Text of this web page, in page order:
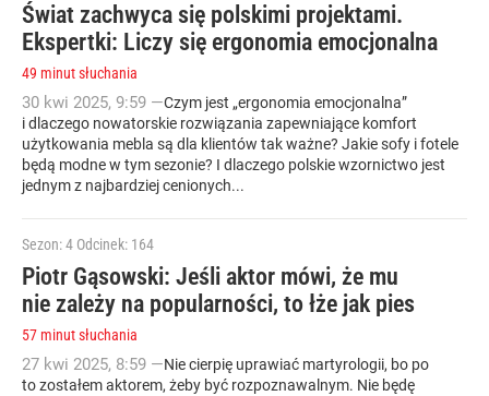
Świat zachwyca się polskimi projektami.
Ekspertki: Liczy się ergonomia emocjonalna
49 minut słuchania
30 kwi 2025, 9:59 —Czym jest „ergonomia emocjonalna”
i dlaczego nowatorskie rozwiązania zapewniające komfort
użytkowania mebla są dla klientów tak ważne? Jakie sofy i fotele
będą modne w tym sezonie? I dlaczego polskie wzornictwo jest
jednym z najbardziej cenionych...
Sezon: 4 Odcinek: 164
Piotr Gąsowski: Jeśli aktor mówi, że mu
nie zależy na popularności, to łże jak pies
57 minut słuchania
27 kwi 2025, 8:59 —Nie cierpię uprawiać martyrologii, bo po
to zostałem aktorem, żeby być rozpoznawalnym. Nie będę